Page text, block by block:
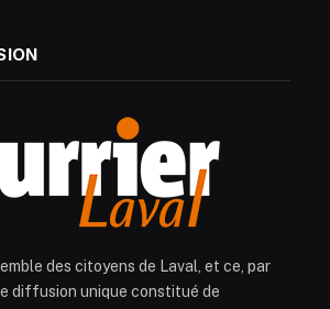
des citoyens de Laval, et ce, par
diffusion unique constitué de